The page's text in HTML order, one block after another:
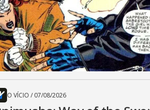
O VÍCIO / 07/08/2026